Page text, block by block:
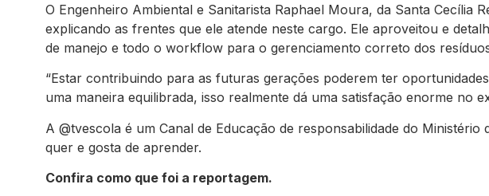
O Engenheiro Ambiental e Sanitarista Raphael Moura, da Santa Cecília
explicando as frentes que ele atende neste cargo. Ele aproveitou e
de manejo e todo o workflow para o gerenciamento correto dos
“Estar contribuindo para as futuras gerações poderem ter
uma maneira equilibrada, isso realmente dá uma satisfação enorme no
A @tvescola é um Canal de Educação de responsabilidade do Ministério
quer e gosta de aprender.
Confira como que foi a reportagem.